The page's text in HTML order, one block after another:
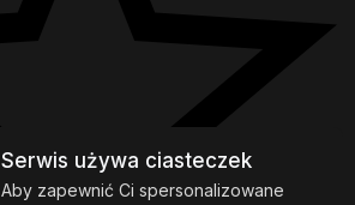
Serwis używa ciasteczek
Aby zapewnić Ci spersonalizowane